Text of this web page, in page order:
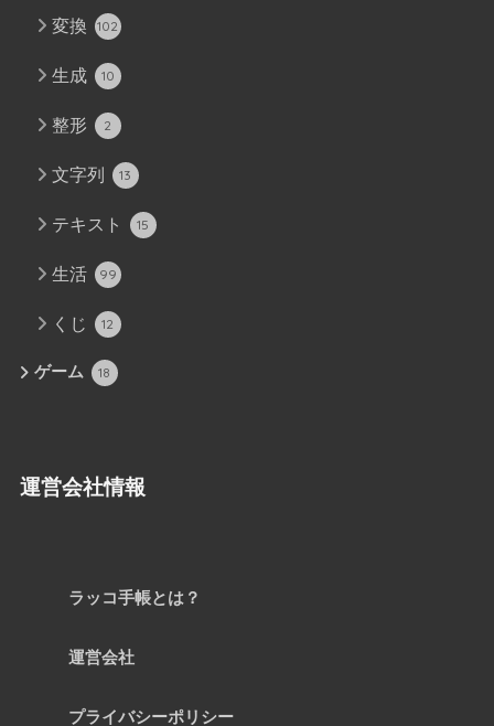
変換 102
生成 10
整形 2
文字列 13
テキスト 15
生活 99
くじ 12
ゲーム 18
運営会社情報
ラッコ手帳とは？
運営会社
プライバシーポリシー